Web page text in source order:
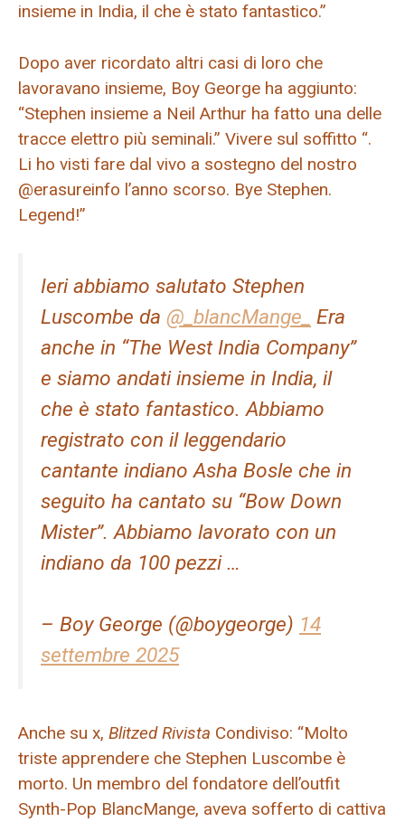
insieme in India, il che è stato fantastico.”
Dopo aver ricordato altri casi di loro che
lavoravano insieme, Boy George ha aggiunto:
“Stephen insieme a Neil Arthur ha fatto una delle
tracce elettro più seminali.” Vivere sul soffitto “.
Li ho visti fare dal vivo a sostegno del nostro
@erasureinfo l’anno scorso. Bye Stephen.
Legend!”
Ieri abbiamo salutato Stephen
Luscombe da @_blancMange_
Era
anche in “The West India Company”
e siamo andati insieme in India, il
che è stato fantastico. Abbiamo
registrato con il leggendario
cantante indiano Asha Bosle che in
seguito ha cantato su “Bow Down
Mister”. Abbiamo lavorato con un
indiano da 100 pezzi …
– Boy George (@boygeorge) 14
settembre 2025
Anche su x, Blitzed Rivista Condiviso: “Molto
triste apprendere che Stephen Luscombe è
morto. Un membro del fondatore dell’outfit
Synth-Pop BlancMange, aveva sofferto di cattiva